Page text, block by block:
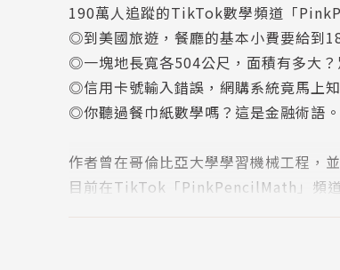
190萬人追蹤的TikTok數學頻道「
◎到美國旅遊，餐廳的基本小費要給到
◎一塊地長寬各504公尺，面積有多大
◎信用卡號輸入錯誤，網購系統竟馬上
◎你聽過餐巾紙數學嗎？這是金融術語
作者曾在哥倫比亞大學學習機械工程，
目前在TikTok「PinkPencilMath」頻道